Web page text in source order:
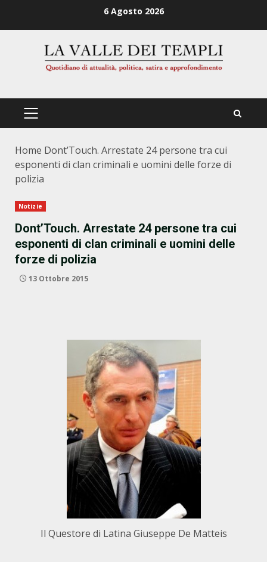
6 Agosto 2026
PRIMÄRES
Home Dont’Touch. Arrestate 24 persone tra cui
esponenti di clan criminali e uomini delle forze di
polizia
Notizie
Dont’Touch. Arrestate 24 persone tra cui
esponenti di clan criminali e uomini delle
forze di polizia
13 Ottobre 2015
Il Questore di Latina Giuseppe De Matteis